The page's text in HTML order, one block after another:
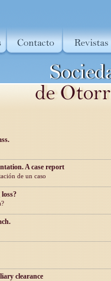
A case report
de un caso
clearance